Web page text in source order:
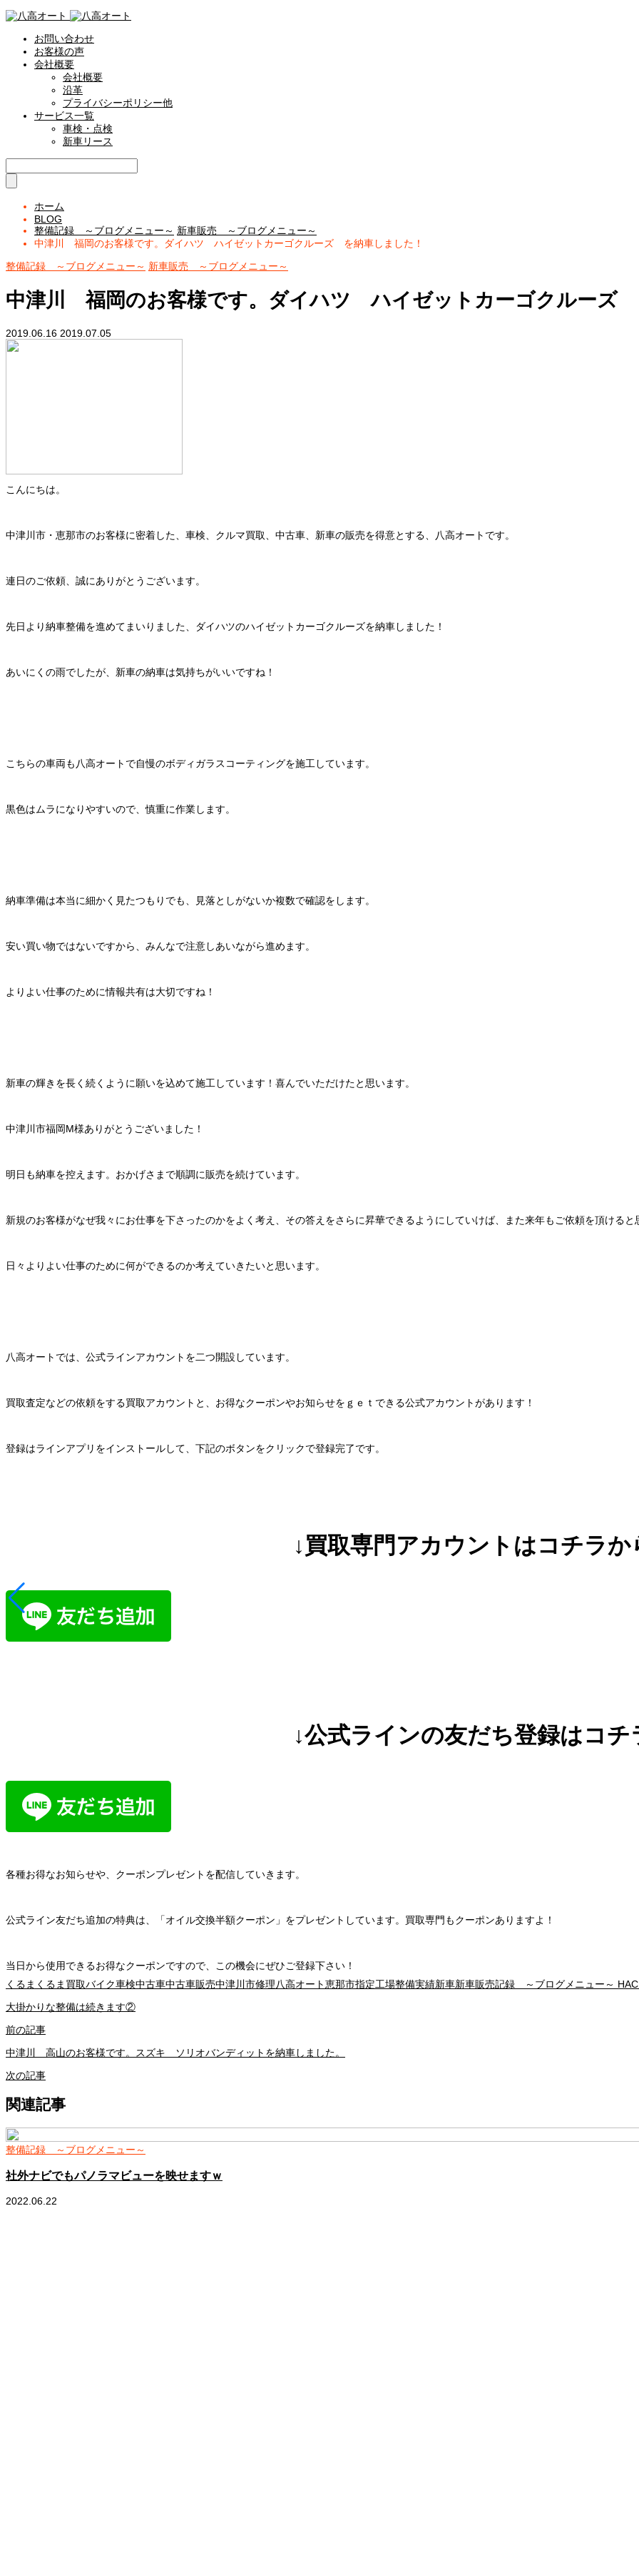
お問い合わせ
お客様の声
会社概要
会社概要
沿革
プライバシーポリシー他
サービス一覧
車検・点検
新車リース
ホーム
BLOG
整備記録 ～ブログメニュー～ 新車販売 ～ブログメニュー～
中津川 福岡のお客様です。ダイハツ ハイゼットカーゴクルーズ を納車しました！
整備記録 ～ブログメニュー～ 新車販売 ～ブログメニュー～
中津川 福岡のお客様です。ダイハツ ハイゼットカーゴクルーズ
2019.06.16 2019.07.05
こんにちは。
中津川市・恵那市のお客様に密着した、車検、クルマ買取、中古車、新車の販売を得意とする、八高オートです。
連日のご依頼、誠にありがとうございます。
先日より納車整備を進めてまいりました、ダイハツのハイゼットカーゴクルーズを納車しました！
あいにくの雨でしたが、新車の納車は気持ちがいいですね！
こちらの車両も八高オートで自慢のボディガラスコーティングを施工しています。
黒色はムラになりやすいので、慎重に作業します。
納車準備は本当に細かく見たつもりでも、見落としがないか複数で確認をします。
安い買い物ではないですから、みんなで注意しあいながら進めます。
よりよい仕事のために情報共有は大切ですね！
新車の輝きを長く続くように願いを込めて施工しています！喜んでいただけたと思います。
中津川市福岡M様ありがとうございました！
明日も納車を控えます。おかげさまで順調に販売を続けています。
新規のお客様がなぜ我々にお仕事を下さったのかをよく考え、その答えをさらに昇華できるようにしていけば、また来年もご依頼を頂けると
日々よりよい仕事のために何ができるのか考えていきたいと思います。
八高オートでは、公式ラインアカウントを二つ開設しています。
買取査定などの依頼をする買取アカウントと、お得なクーポンやお知らせをｇｅｔできる公式アカウントがあります！
登録はラインアプリをインストールして、下記のボタンをクリックで登録完了です。
↓買取専門アカウントはコチラか
↓公式ラインの友だち登録はコチ
各種お得なお知らせや、クーポンプレゼントを配信していきます。
公式ライン友だち追加の特典は、「オイル交換半額クーポン」をプレゼントしています。買取専門もクーポンありますよ！
当日から使用できるお得なクーポンですので、この機会にぜひご登録下さい！
くるま くるま買取バイク車検中古車中古車販売中津川市修理八高オート恵那市指定工場整備実績新車新車販売記録 ～ブログメニュー～
大掛かりな整備は続きます②
前の記事
中津川 高山のお客様です。スズキ ソリオバンディットを納車しました。
次の記事
関連記事
整備記録 ～ブログメニュー～
社外ナビでもパノラマビューを映せますｗ
2022.06.22